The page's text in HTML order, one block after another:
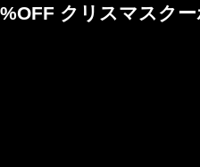
クリスマスク